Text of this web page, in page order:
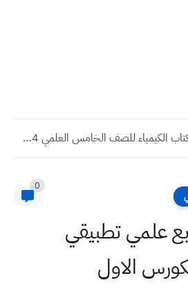
كتاب الكيمياء للصف الخامس العلمي 2024 pdf
0
علمي تطبيقي